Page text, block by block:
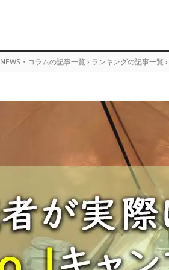
NEWS・コラムの記事一覧 › ランキングの記事一覧 ›